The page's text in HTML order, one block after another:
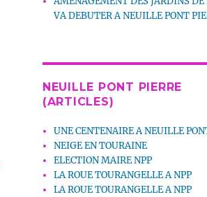
VA DEBUTER A NEUILLE PONT
NEUILLE PONT PIERRE
(ARTICLES)
UNE CENTENAIRE A NEUILLE
NEIGE EN TOURAINE
ELECTION MAIRE NPP
LA ROUE TOURANGELLE A NPP
LA ROUE TOURANGELLE A NPP